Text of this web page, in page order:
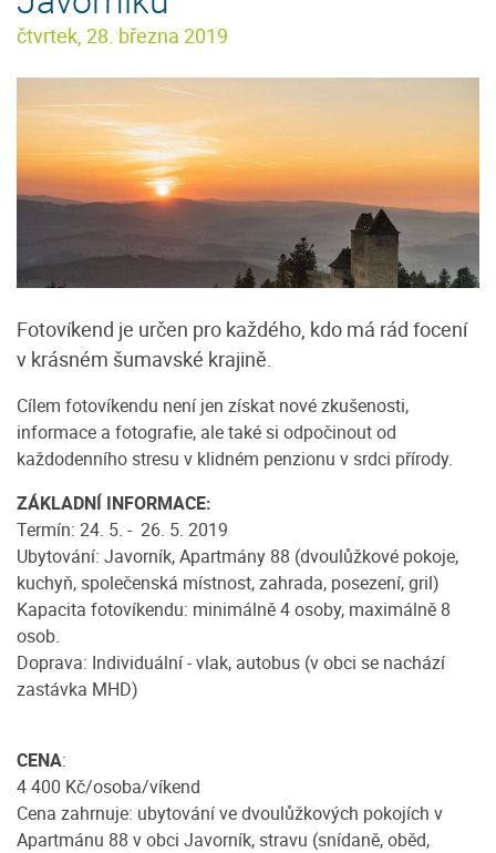
čtvrtek, 28. března 2019
Fotovíkend je určen pro každého, kdo má rád focení
v krásném šumavské krajině.
Cílem fotovíkendu není jen získat nové zkušenosti,
informace a fotografie, ale také si odpočinout od
každodenního stresu v klidném penzionu v srdci přírody.
ZÁKLADNÍ INFORMACE:
Termín: 24. 5. - 26. 5. 2019
Ubytování: Javorník, Apartmány 88 (dvoulůžkové pokoje,
kuchyň, společenská místnost, zahrada, posezení, gril)
Kapacita fotovíkendu: minimálně 4 osoby, maximálně 8
osob.
Doprava: Individuální - vlak, autobus (v obci se nachází
zastávka MHD)
CENA:
4 400 Kč/osoba/víkend
Cena zahrnuje: ubytování ve dvoulůžkových pokojích v
Apartmánu 88 v obci Javorník, stravu (snídaně, oběd,